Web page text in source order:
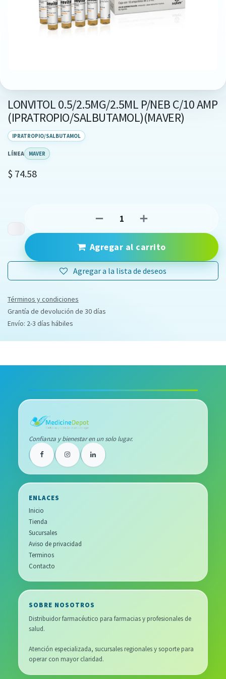
LONVITOL 0.5/2.5MG/2.5ML P/NEB C/10 AMP
(IPRATROPIO/SALBUTAMOL)(MAVER)
IPRATROPIO/SALBUTAMOL
LÍNEA MAVER
$ 74.58
Agregar al carrito
Agregar a la lista de deseos
Términos y condiciones
Grantía de devolución de 30 días
Envío: 2-3 días hábiles
Confianza y bienestar en un solo lugar.
ENLACES
Inicio
Tienda
Sucursales
Aviso de privacidad
Terminos
Contacto
SOBRE NOSOTROS
Distribuidor farmacéutico para farmacias y profesionales de
salud.
Atención especializada, sucursales regionales y soporte para
operar con mayor claridad.